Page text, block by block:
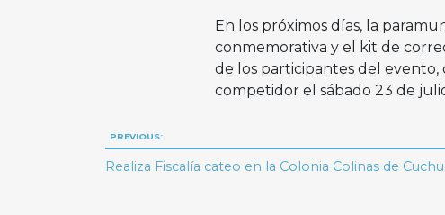
En los próximos días, la
conmemorativa y el kit de
de los participantes del
competidor el sábado 23 de
Navegación
de
PREVIOUS:
Realiza Fiscalía cateo en la Colonia Colinas de